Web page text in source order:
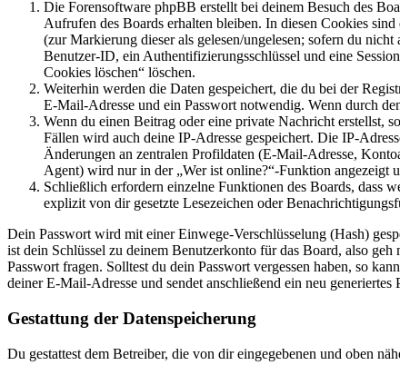
Die Forensoftware phpBB erstellt bei deinem Besuch des
Aufrufen des Boards erhalten bleiben. In diesen Cookies
(zur Markierung dieser als gelesen/ungelesen; sofern du
Benutzer-ID, ein Authentifizierungsschlüssel und eine
Cookies löschen“ löschen.
Weiterhin werden die Daten gespeichert, die du bei der
E-Mail-Adresse und ein Passwort notwendig. Wenn durch
Wenn du einen Beitrag oder eine private Nachricht erstellst,
Fällen wird auch deine IP-Adresse gespeichert. Die IP-
Änderungen an zentralen Profildaten (E-Mail-Adresse,
Agent) wird nur in der „Wer ist online?“-Funktion angezeigt
Schließlich erfordern einzelne Funktionen des Boards, dass
explizit von dir gesetzte Lesezeichen oder
Dein Passwort wird mit einer Einwege-Verschlüsselung (Hash)
ist dein Schlüssel zu deinem Benutzerkonto für das Board, also
Passwort fragen. Solltest du dein Passwort vergessen haben, so
deiner E-Mail-Adresse und sendet anschließend ein neu
Gestattung der Datenspeicherung
Du gestattest dem Betreiber, die von dir eingegebenen und oben